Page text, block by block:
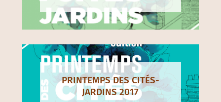
PRINTEMPS DES CITÉS-
JARDINS 2017